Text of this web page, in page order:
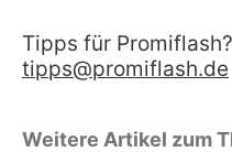
Tipps für
tipps@promiflash.de
Weitere Artikel zum